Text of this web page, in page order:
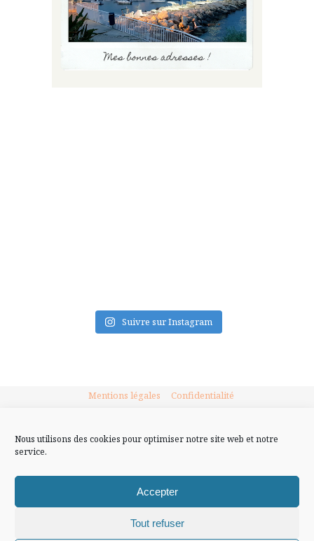
Nous utilisons des cookies pour optimiser notre site web et notre
service.
Accepter
Tout refuser
Suivre sur Instagram
Mentions légales Confidentialité